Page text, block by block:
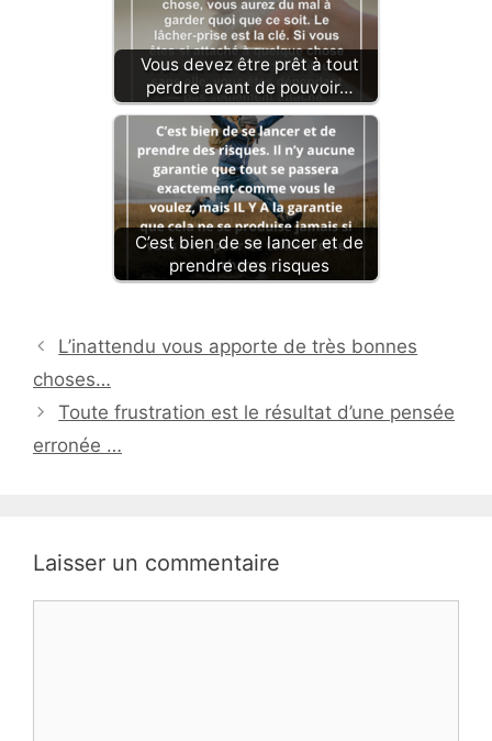
Vous devez être prêt à tout
perdre avant de pouvoir…
C’est bien de se lancer et de
prendre des risques
L’inattendu vous apporte de très bonnes
choses…
Toute frustration est le résultat d’une pensée
erronée …
Laisser un commentaire